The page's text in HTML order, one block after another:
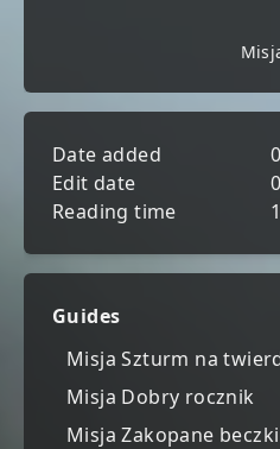
Date added
Edit date
Reading time
Guides
Misja Szturm na
Misja Dobry rocznik
Misja Zakopane beczki